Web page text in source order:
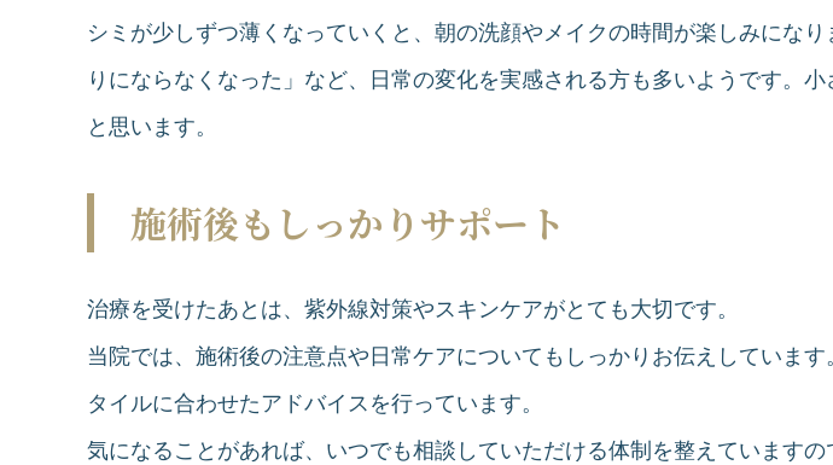
シミが少しずつ薄くなっていくと、朝の洗顔やメイクの時間が楽しみにな
りにならなくなった」など、日常の変化を実感される方も多いようです。
と思います。
施術後もしっかりサポート
治療を受けたあとは、紫外線対策やスキンケアがとても大切です。
当院では、施術後の注意点や日常ケアについてもしっかりお伝えしていま
タイルに合わせたアドバイスを行っています。
気になることがあれば、いつでも相談していただける体制を整えていますの